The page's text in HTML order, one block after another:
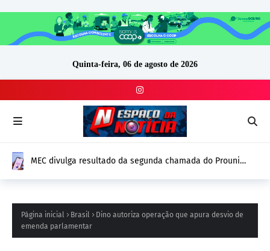
Quinta-feira, 06 de agosto de 2026
MEC divulga resultado da segunda chamada do Prouni
Página inicial Brasil
Dino autoriza operação que apura desvio de
emenda parlamentar